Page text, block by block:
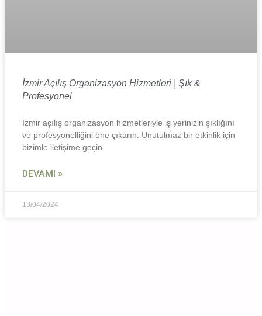
İzmir Açılış Organizasyon Hizmetleri | Şık &
Profesyonel
İzmir açılış organizasyon hizmetleriyle iş yerinizin şıklığını
ve profesyonelliğini öne çıkarın. Unutulmaz bir etkinlik için
bizimle iletişime geçin.
DEVAMI »
13/04/2024